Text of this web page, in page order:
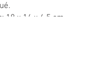
18 x 14 x 4,5 cm.